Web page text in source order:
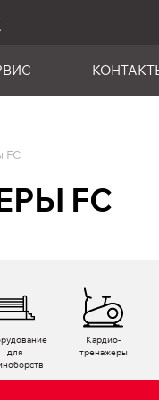
FC
FC
для
Кардио­
тренажеры